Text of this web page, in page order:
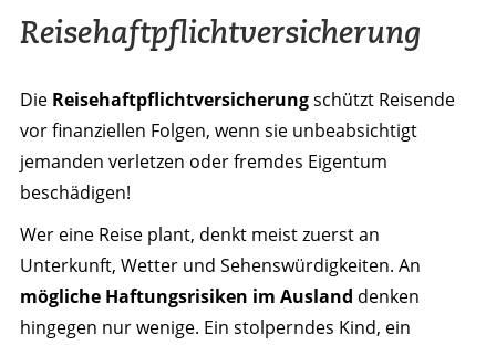
Reisehaftpflichtversicherung
Die Reisehaftpflichtversicherungschützt Reisende
vor finanziellen Folgen, wenn sie unbeabsichtigt
jemanden verletzen oder fremdes Eigentum
beschädigen!
Wer eine Reise plant, denkt meist zuerst an
Unterkunft, Wetter und Sehenswürdigkeiten. An
mögliche Haftungsrisiken im Ausland denken
hingegen nur wenige. Ein stolperndes Kind, ein